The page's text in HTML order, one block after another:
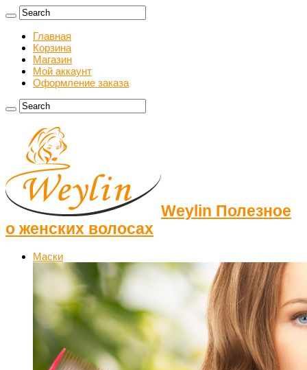
Главная
Корзина
Магазин
Мой аккаунт
Оформление заказа
Weylin Полезное
о женских волосах
Маски